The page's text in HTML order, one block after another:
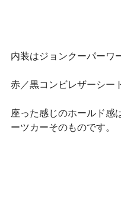
内装はジョンクーパーワ
赤／黒コンビレザーシー
座った感じのホールド感
ーツカーそのものです。